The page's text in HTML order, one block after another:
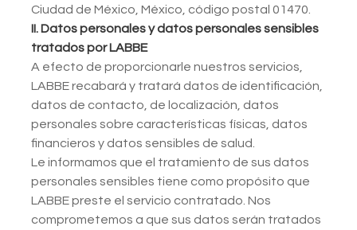
Ciudad de México, México, código postal 01470.
II. Datos personales y datos personales sensibles
tratados por LABBE
A efecto de proporcionarle nuestros servicios,
LABBE recabará y tratará datos de identificación,
datos de contacto, de localización, datos
personales sobre características físicas, datos
financieros y datos sensibles de salud.
Le informamos que el tratamiento de sus datos
personales sensibles tiene como propósito que
LABBE preste el servicio contratado. Nos
comprometemos a que sus datos serán tratados